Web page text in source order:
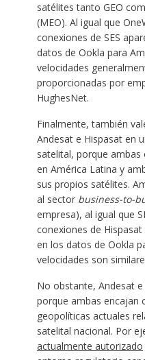
satélites tanto GEO
(MEO). Al igual que
conexiones de SES
datos de Ookla para
velocidades
proporcionadas por
HughesNet.
Finalmente, también
Andesat e Hispasat en
satelital, porque ambas
en América Latina y
sus propios satélites.
al sector business-to-
empresa), al igual que
conexiones de
en los datos de Ookla
velocidades son
No obstante, Andesat
porque ambas encajan
geopolíticas actuales
satelital nacional. Por
actualmente autorizado